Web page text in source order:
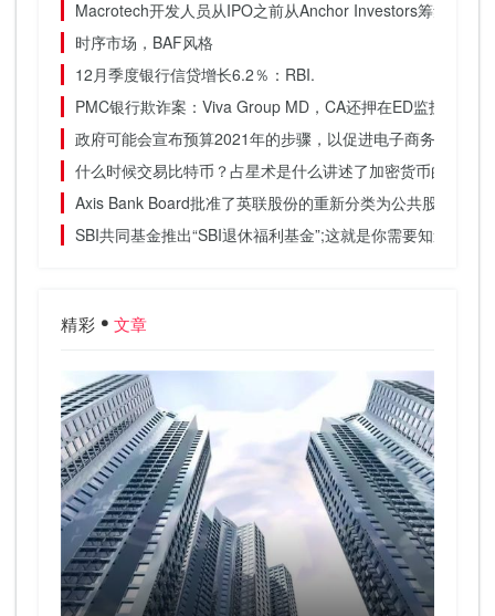
Macrotech开发人员从IPO之前从Anchor Investors筹集了740
时序市场，BAF风格
12月季度银行信贷增长6.2％：RBI.
PMC银行欺诈案：Viva Group MD，CA还押在ED监护权
政府可能会宣布预算2021年的步骤，以促进电子商务出口，
什么时候交易比特币？占星术是什么讲述了加密货币的运动
Axis Bank Board批准了英联股份的重新分类为公共股东
SBI共同基金推出“SBI退休福利基金”;这就是你需要知道的一切
精彩 文章